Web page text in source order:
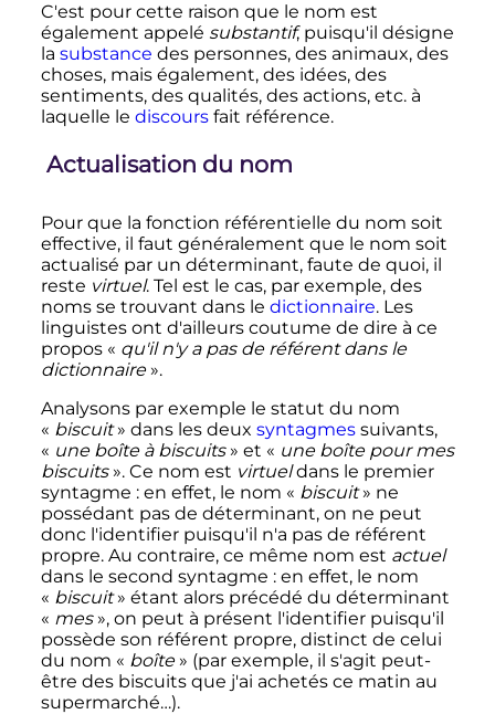
C'est pour cette raison que le nom est
également appelé substantif, puisqu'il désigne
la substance des personnes, des animaux, des
choses, mais également, des idées, des
sentiments, des qualités, des actions, etc. à
laquelle le discoursfait référence.
Actualisation du nom
Pour que la fonction référentielle du nom soit
effective, il faut généralement que le nom soit
actualisé par un déterminant, faute de quoi, il
reste virtuel. Tel est le cas, par exemple, des
noms se trouvant dans le dictionnaire. Les
linguistes ont d'ailleurs coutume de dire à ce
propos « qu'il n'y a pas de référent dans le
dictionnaire ».
Analysons par exemple le statut du nom
« biscuit » dans les deux syntagmessuivants,
« une boîte à biscuits » et « une boîte pour mes
biscuits ». Ce nom est virtueldans le premier
syntagme : en effet, le nom « biscuit » ne
possédant pas de déterminant, on ne peut
donc l'identifier puisqu'il n'a pas de référent
propre. Au contraire, ce même nom est actuel
dans le second syntagme : en effet, le nom
« biscuit » étant alors précédé du déterminant
« mes », on peut à présent l'identifier puisqu'il
possède son référent propre, distinct de celui
du nom « boîte » (par exemple, il s'agit peut-
être des biscuits que j'ai achetés ce matin au
supermarché…).